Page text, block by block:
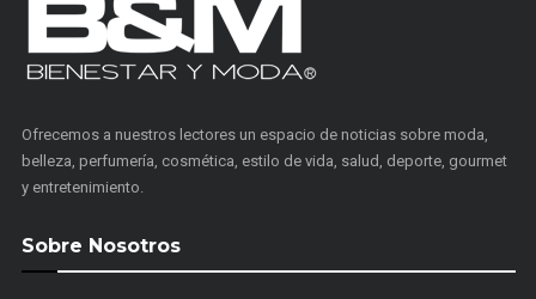
Ofrecemos a nuestros lectores un espacio de noticias sobre moda,
belleza, perfumería, cosmética, estilo de vida, salud, deporte, gourmet
y entretenimiento.
Sobre Nosotros